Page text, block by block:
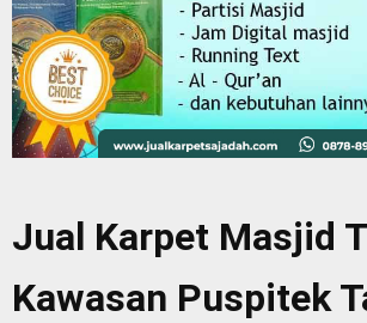
Jual Karpet Masjid
Kawasan Puspitek